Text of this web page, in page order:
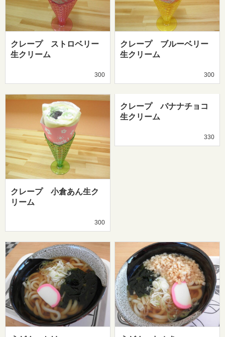
クレープ ストロベリー
生クリーム
300
クレープ ブルーベリー
生クリーム
300
クレープ 小倉あん生ク
リーム
300
クレープ バナナチョコ
生クリーム
330